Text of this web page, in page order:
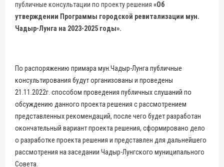
публичные консультации по проекту решения «Об
утверждении Программы городской ревитализации мун.
Чадыр-Лунга на 2023-2025 годы».
По распоряжению примара мун.Чадыр-Лунга публичные
консультирования будут организованы и проведены
21.11.2022г. способом проведения публичных слушаний по
обсуждению данного проекта решения с рассмотрением
представленных рекомендаций, после чего будет разработан
окончательный вариант проекта решения, сформировано дело
о разработке проекта решения и представлен для дальнейшего
рассмотрения на заседании Чадыр-Лунгского муниципального
Совета.